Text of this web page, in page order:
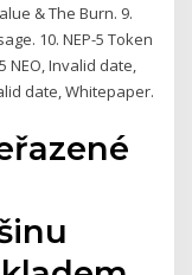
& The Burn. 9.
10. NEP-5 Token
NEO, Invalid date,
date, Whitepaper.